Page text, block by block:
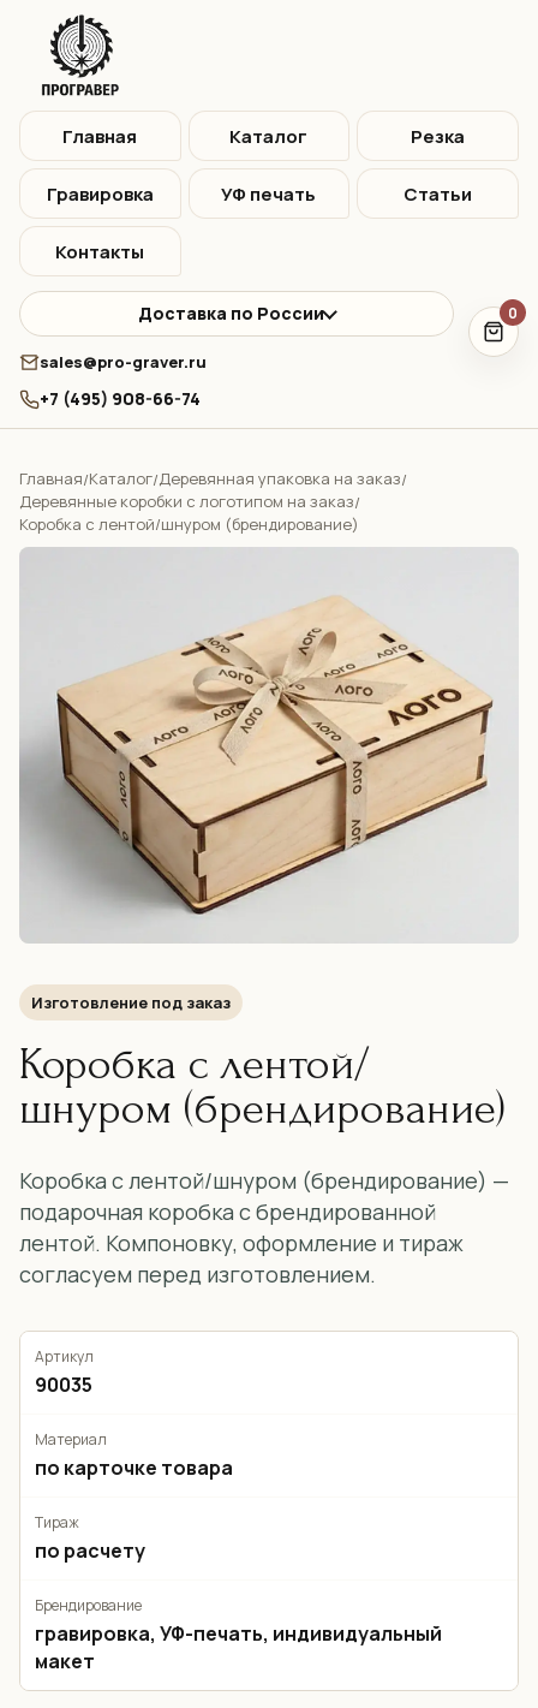
Главная Каталог Резка
Гравировка УФ печать Статьи
Контакты
Доставка по России
sales@pro-graver.ru
+7 (495) 908-66-74
0
Главная/Каталог/Деревянная упаковка на заказ/
Деревянные коробки с логотипом на заказ/
Коробка с лентой/шнуром (брендирование)
Изготовление под заказ
Коробка с лентой/
шнуром (брендирование)
Коробка с лентой/шнуром (брендирование) —
подарочная коробка с брендированной
лентой. Компоновку, оформление и тираж
согласуем перед изготовлением.
Артикул
90035
Материал
по карточке товара
Тираж
по расчету
Брендирование
гравировка, УФ-печать, индивидуальный
макет